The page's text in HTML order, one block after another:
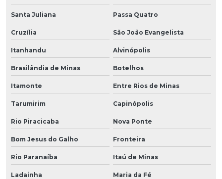
Santa Juliana Passa Quatro
Cruzília São João Evangelista
Itanhandu Alvinópolis
Brasilândia de Minas Botelhos
Itamonte Entre Rios de Minas
Tarumirim Capinópolis
Rio Piracicaba Nova Ponte
Bom Jesus do Galho Fronteira
Rio Paranaíba Itaú de Minas
Ladainha Maria da Fé